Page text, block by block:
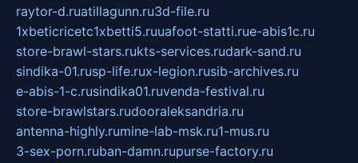
raytor-d.ruatillagunn.ru3d-file.ru
1xbeticricetc1xbetti5.ruuafoot-statti.rue-abis1c.ru
store-brawl-stars.rukts-services.rudark-sand.ru
sindika-01.rusp-life.rux-legion.rusib-archives.ru
e-abis-1-c.rusindika01.ruvenda-festival.ru
store-brawlstars.rudooraleksandria.ru
antenna-highly.rumine-lab-msk.ru1-mus.ru
3-sex-porn.ruban-damn.rupurse-factory.ru